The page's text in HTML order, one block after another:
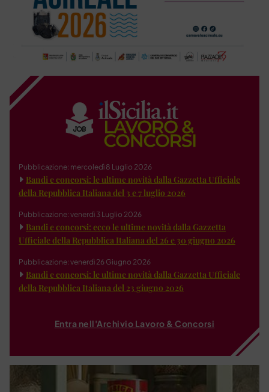
Pubblicazione: mercoledì 8 Luglio 2026
Bandi e concorsi: le ultime novità dalla Gazzetta Ufficiale
della Repubblica Italiana del 3 e 7 luglio 2026
Pubblicazione: venerdì 3 Luglio 2026
Bandi e concorsi: ecco le ultime novità dalla Gazzetta
Ufficiale della Repubblica Italiana del 26 e 30 giugno 2026
Pubblicazione: venerdì 26 Giugno 2026
Bandi e concorsi: le ultime novità dalla Gazzetta Ufficiale
della Repubblica Italiana del 23 giugno 2026
Entra nell'Archivio Lavoro & Concorsi